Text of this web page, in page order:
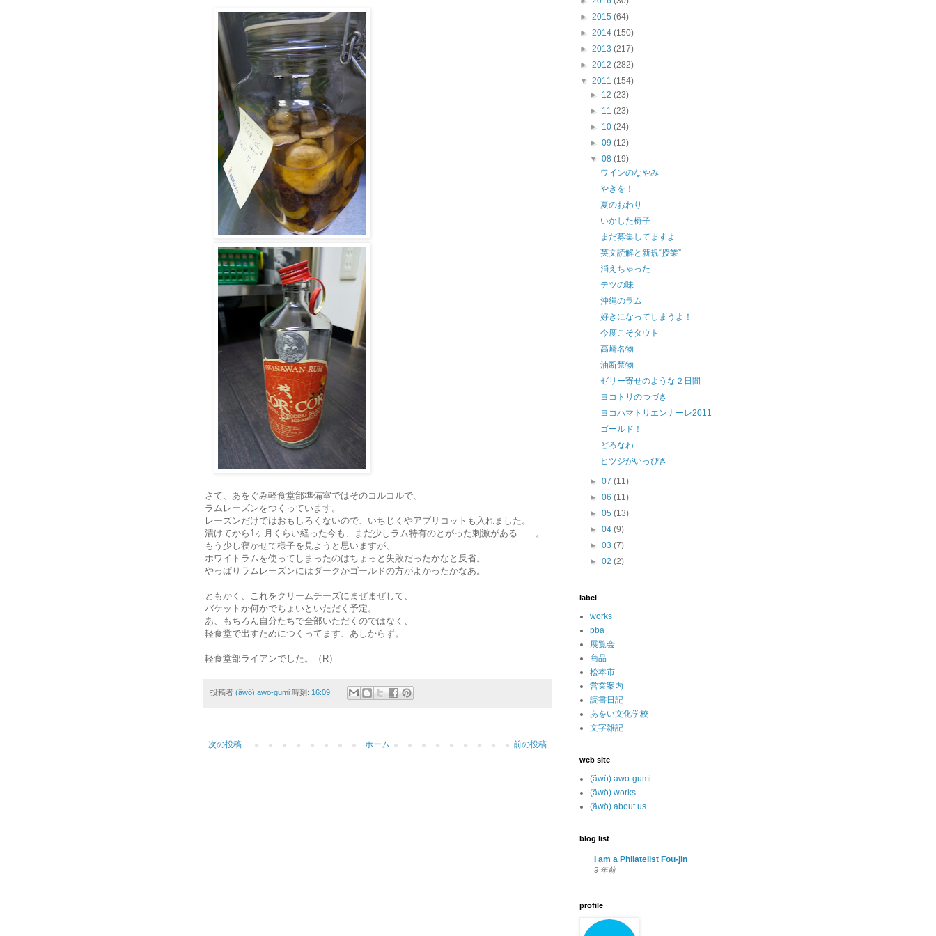
さて、あをぐみ軽食堂部準備室ではそのコルコルで、
ラムレーズンをつくっています。
レーズンだけではおもしろくないので、いちじくやアプリコットも入れました。
漬けてから1ヶ月くらい経った今も、まだ少しラム特有のとがった刺激がある……。
もう少し寝かせて様子を見ようと思いますが、
ホワイトラムを使ってしまったのはちょっと失敗だったかなと反省。
やっぱりラムレーズンにはダークかゴールドの方がよかったかなあ。
ともかく、これをクリームチーズにまぜまぜして、
バケットか何かでちょいといただく予定。
あ、もちろん自分たちで全部いただくのではなく、
軽食堂で出すためにつくってます、あしからず。
軽食堂部ライアンでした。（R）
投稿者 (äwö) awo-gumi 時刻: 16:09
次の投稿 前の投稿
ホーム
► 2015 (64)
► 2014 (150)
► 2013 (217)
► 2012 (282)
▼ 2011 (154)
► 12(23)
► 11(23)
► 10(24)
►09(12)
▼08(19)
ワインのなやみ
やきを！
夏のおわり
いかした椅子
まだ募集してますよ
英文読解と新規“授業”
消えちゃった
テツの味
沖縄のラム
好きになってしまうよ！
今度こそタウト
高崎名物
油断禁物
ゼリー寄せのような２日間
ヨコトリのつづき
ヨコハマトリエンナーレ2011
ゴールド！
どろなわ
ヒツジがいっぴき
►07(11)
►06(11)
►05(13)
►04(9)
►03(7)
►02(2)
label
works
pba
展覧会
商品
松本市
営業案内
読書日記
あをい文化学校
文字雑記
web site
(äwö) awo-gumi
(äwö) works
(äwö) about us
blog list
I am a Philatelist Fou-jin
9 年前
profile